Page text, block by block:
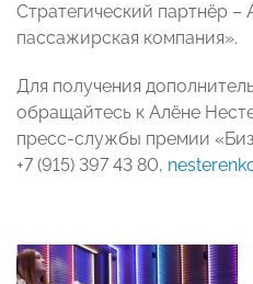
Стратегический партнёр
пассажирская компания».
Для получения
обращайтесь к Алёне
пресс-службы премии
+7 (915) 397 43 80,